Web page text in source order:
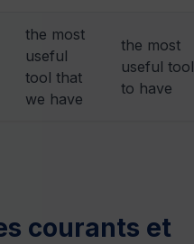
the most
useful
tool that
we have
the most
useful tool
to have
courants et